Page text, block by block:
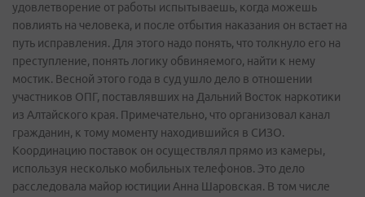
удовлетворение от работы испытываешь, когда можешь
повлиять на человека, и после отбытия наказания он встает на
путь исправления. Для этого надо понять, что толкнуло его на
преступление, понять логику обвиняемого, найти к нему
мостик. Весной этого года в суд ушло дело в отношении
участников ОПГ, поставлявших на Дальний Восток наркотики
из Алтайского края. Примечательно, что организовал канал
гражданин, к тому моменту находившийся в СИЗО.
Координацию поставок он осуществлял прямо из камеры,
используя несколько мобильных телефонов. Это дело
расследовала майор юстиции Анна Шаровская. В том числе